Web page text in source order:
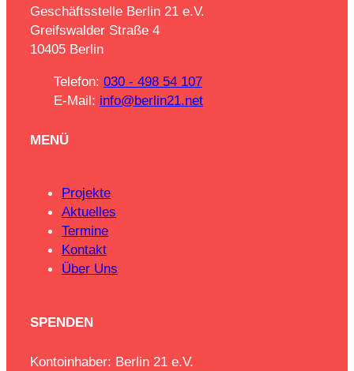
Geschäftsstelle Berlin 21 e.V.
Greifswalder Straße 4
10405 Berlin
Telefon: 030 - 498 54 107
E-Mail: info@berlin21.net
MENÜ
Projekte
Aktuelles
Termine
Kontakt
Über Uns
SPENDEN
Kontoinhaber: Berlin 21 e.V.